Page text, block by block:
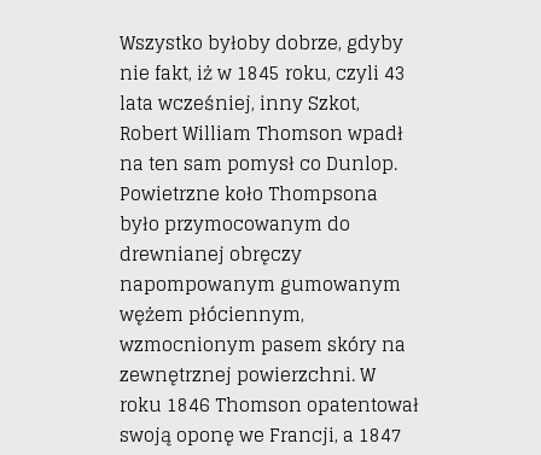
Wszystko byłoby dobrze, gdyby
nie fakt, iż w 1845 roku, czyli 43
lata wcześniej, inny Szkot,
Robert William Thomson wpadł
na ten sam pomysł co Dunlop.
Powietrzne koło Thompsona
było przymocowanym do
drewnianej obręczy
napompowanym gumowanym
wężem płóciennym,
wzmocnionym pasem skóry na
zewnętrznej powierzchni. W
roku 1846 Thomson opatentował
swoją oponę we Francji, a 1847